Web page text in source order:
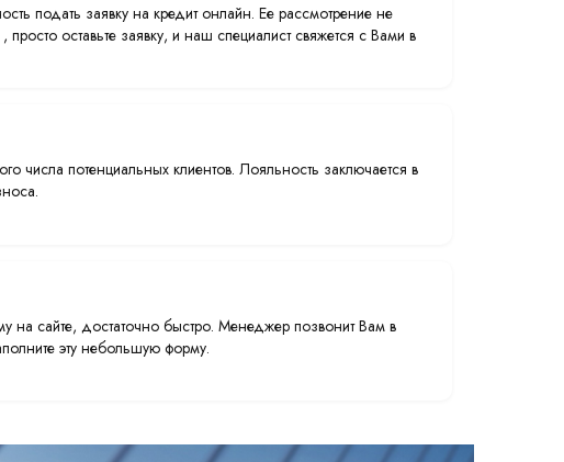
подать заявку на кредит онлайн. Ее рассмотрение не
оставьте заявку, и наш специалист свяжется с Вами в
потенциальных клиентов. Лояльность заключается в
на сайте, достаточно быстро. Менеджер позвонит Вам в
эту небольшую форму.